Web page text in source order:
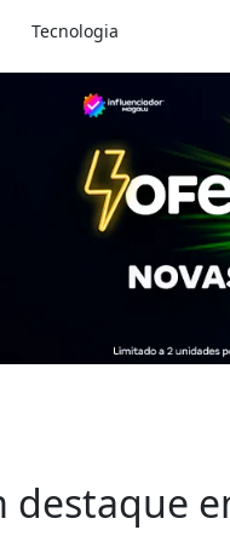
Tecnologia
destaque